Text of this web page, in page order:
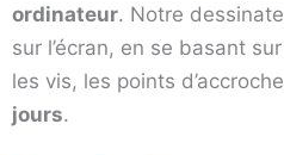
ordinateur. Notre
sur l’écran, en se basant
les vis, les points
jours.